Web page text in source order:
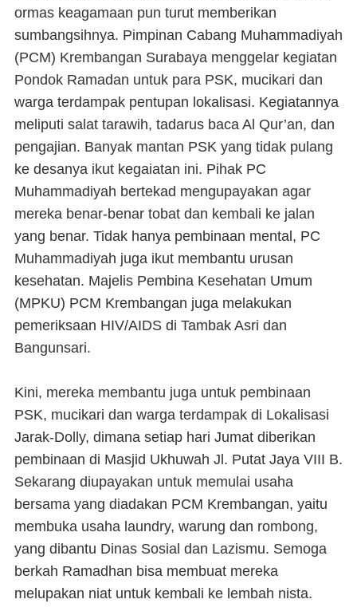
ormas keagamaan pun turut memberikan
sumbangsihnya. Pimpinan Cabang Muhammadiyah
(PCM) Krembangan Surabaya menggelar kegiatan
Pondok Ramadan untuk para PSK, mucikari dan
warga terdampak pentupan lokalisasi. Kegiatannya
meliputi salat tarawih, tadarus baca Al Qur’an, dan
pengajian. Banyak mantan PSK yang tidak pulang
ke desanya ikut kegaiatan ini. Pihak PC
Muhammadiyah bertekad mengupayakan agar
mereka benar-benar tobat dan kembali ke jalan
yang benar. Tidak hanya pembinaan mental, PC
Muhammadiyah juga ikut membantu urusan
kesehatan. Majelis Pembina Kesehatan Umum
(MPKU) PCM Krembangan juga melakukan
pemeriksaan HIV/AIDS di Tambak Asri dan
Bangunsari.
Kini, mereka membantu juga untuk pembinaan
PSK, mucikari dan warga terdampak di Lokalisasi
Jarak-Dolly, dimana setiap hari Jumat diberikan
pembinaan di Masjid Ukhuwah Jl. Putat Jaya VIII B.
Sekarang diupayakan untuk memulai usaha
bersama yang diadakan PCM Krembangan, yaitu
membuka usaha laundry, warung dan rombong,
yang dibantu Dinas Sosial dan Lazismu. Semoga
berkah Ramadhan bisa membuat mereka
melupakan niat untuk kembali ke lembah nista.